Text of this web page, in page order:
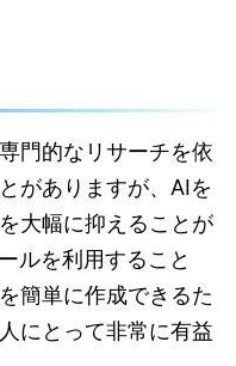
門的なリサーチを依
がありますが、AIを
大幅に抑えることが
ルを利用すること
簡単に作成できるた
にとって非常に有益